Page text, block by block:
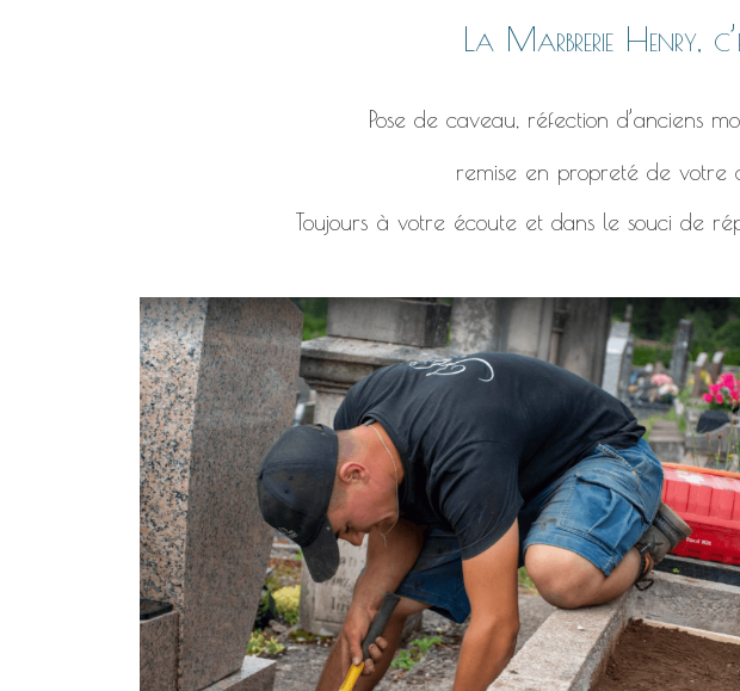
La Marbrerie Henry,
Pose de caveau, réfection d’anciens
remise en propreté de votre
Toujours à votre écoute et dans le souci de